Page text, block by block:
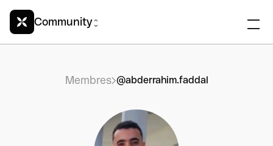
Community
Membres @abderrahim.faddal